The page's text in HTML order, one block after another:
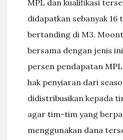
MPL dan kualifikasi
didapatkan sebanyak 16
bertanding di M3.
bersama dengan jenis
persen pendapatan
hak penyiaran dari
didistribusikan kepada
agar tim-tim yang
menggunakan dana